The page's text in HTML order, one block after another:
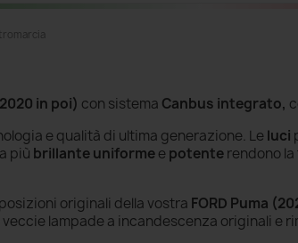
in poi) con sistema Canbus integrato,
e qualità di ultima generazione. Le luci
più brillanteuniformee potenterendono
originali della vostra FORD Puma
veccie lampade a incandescenza originali e